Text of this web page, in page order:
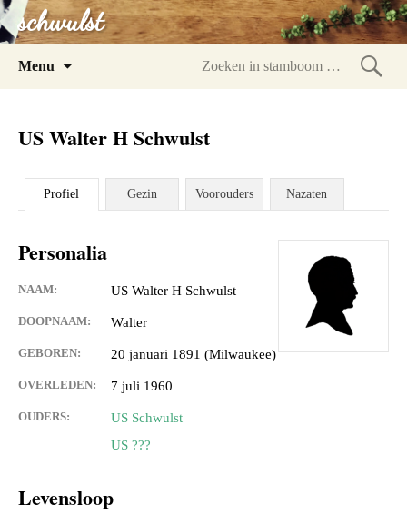
schwulst
Menu
US Walter H Schwulst
Profiel Gezin Voorouders Nazaten
Personalia
NAAM: US Walter H Schwulst
DOOPNAAM: Walter
GEBOREN: 20 januari 1891 (Milwaukee)
OVERLEDEN: 7 juli 1960
OUDERS:
US Schwulst
US ???
Levensloop